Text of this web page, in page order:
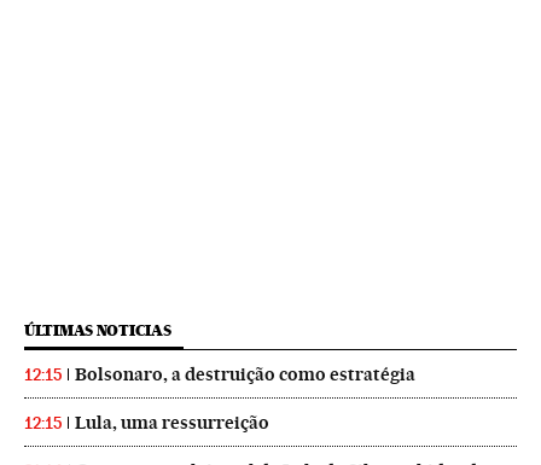
ÚLTIMAS NOTICIAS
12:15 Bolsonaro, a destruição como estratégia
12:15 Lula, uma ressurreição